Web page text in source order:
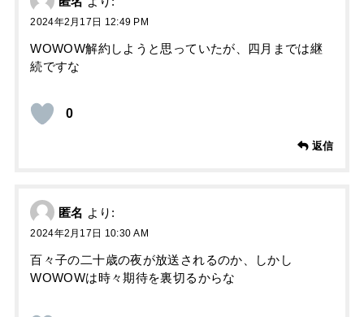
2024年2月17日 12:49 PM
WOWOW解約しようと思っていたが、四月までは継
続ですな
0
返信
匿名 より:
2024年2月17日 10:30 AM
百々子の二十歳の夜が放送されるのか、しかし
WOWOWは時々期待を裏切るからな